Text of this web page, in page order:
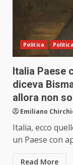
Politica
Italia Paese
diceva
allora non
Emiliano
Italia, ecco
un Paese con
Read More